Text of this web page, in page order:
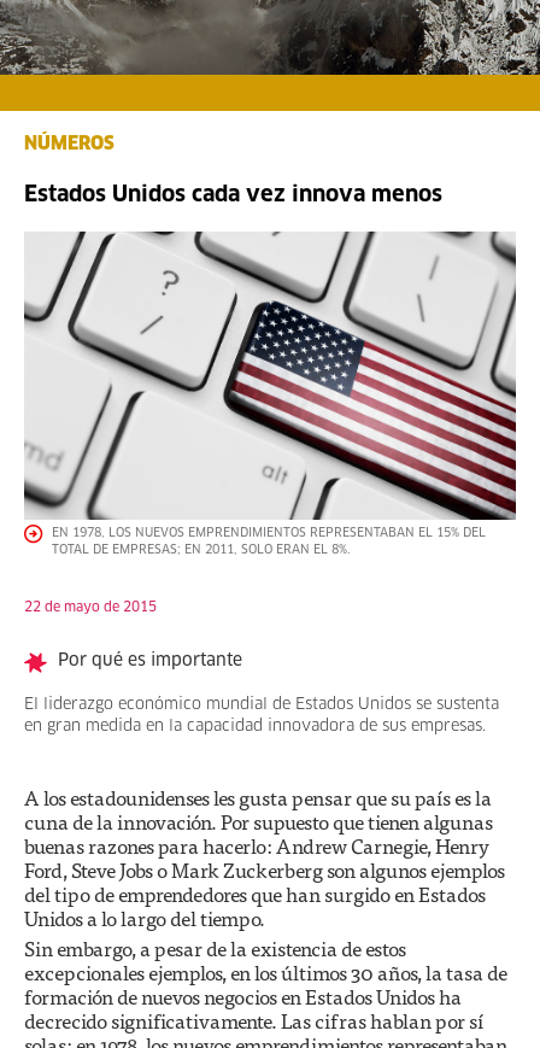
NÚMEROS
Estados Unidos cada vez innova menos
EN 1978, LOS NUEVOS EMPRENDIMIENTOS REPRESENTABAN EL 15% DEL
TOTAL DE EMPRESAS; EN 2011, SOLO ERAN EL 8%.
22 de mayo de 2015
Por qué es importante
El liderazgo económico mundial de Estados Unidos se sustenta
en gran medida en la capacidad innovadora de sus empresas.
A los estadounidenses les gusta pensar que su país es la
cuna de la innovación. Por supuesto que tienen algunas
buenas razones para hacerlo: Andrew Carnegie, Henry
Ford, Steve Jobs o Mark Zuckerberg son algunos ejemplos
del tipo de emprendedores que han surgido en Estados
Unidos a lo largo del tiempo.
Sin embargo, a pesar de la existencia de estos
excepcionales ejemplos, en los últimos 30 años, la tasa de
formación de nuevos negocios en Estados Unidos ha
decrecido significativamente. Las cifras hablan por sí